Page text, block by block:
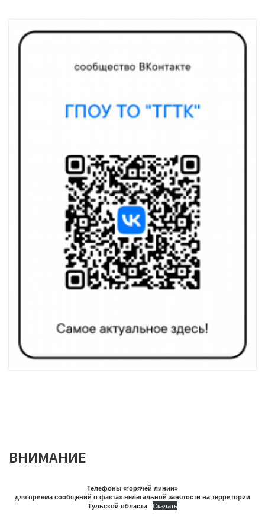
ВНИМАНИЕ
Телефоны «горячей линии»
для приема сообщений о фактах нелегальной занятости на территории
Тульской области
Скачать